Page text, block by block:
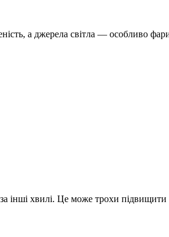
а джерела світла — особливо
інші хвилі. Це може трохи підвищити